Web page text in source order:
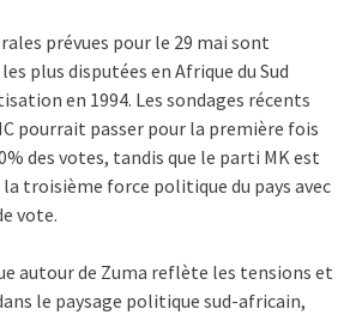
prévues pour le 29 mai sont
plus disputées en Afrique du Sud
en 1994. Les sondages récents
pourrait passer pour la première fois
des votes, tandis que le parti MK est
troisième force politique du pays avec
vote.
autour de Zuma reflète les tensions et
le paysage politique sud-africain,